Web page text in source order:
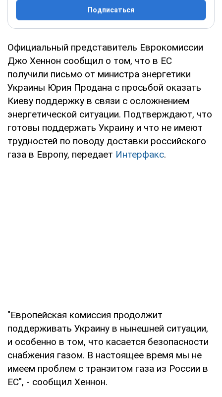
Подписаться
Официальный представитель Еврокомиссии
Джо Хеннон сообщил о том, что в ЕС
получили письмо от министра энергетики
Украины Юрия Продана с просьбой оказать
Киеву поддержку в связи с осложнением
энергетической ситуации. Подтверждают, что
готовы поддержать Украину и что не имеют
трудностей по поводу доставки российского
газа в Европу, передает Интерфакс.
"Европейская комиссия продолжит
поддерживать Украину в нынешней ситуации,
и особенно в том, что касается безопасности
снабжения газом. В настоящее время мы не
имеем проблем с транзитом газа из России в
ЕС", - сообщил Хеннон.